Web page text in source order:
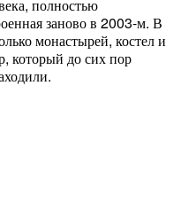
полностью
заново в 2003-м. В
монастырей, костел и
который до сих пор